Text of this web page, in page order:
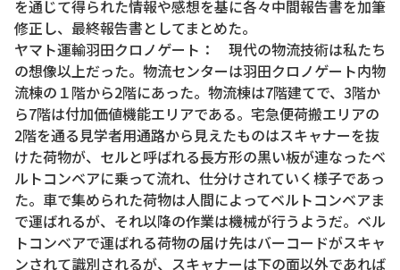
を通じて得られた情報や感想を基に各々中間報告書を加筆
修正し、最終報告書としてまとめた。
ヤマト運輸羽田クロノゲート： 現代の物流技術は私たち
の想像以上だった。物流センターは羽田クロノゲート内物
流棟の１階から2階にあった。物流棟は7階建てで、3階か
ら7階は付加価値機能エリアである。宅急便荷搬エリアの
2階を通る見学者用通路から見えたものはスキャナーを抜
けた荷物が、セルと呼ばれる長方形の黒い板が連なったベ
ルトコンベアに乗って流れ、仕分けされていく様子であっ
た。車で集められた荷物は人間によってベルトコンベアま
で運ばれるが、それ以降の作業は機械が行うようだ。ベル
トコンベアで運ばれる荷物の届け先はバーコードがスキャ
ンされて識別されるが、スキャナーは下の面以外であれば